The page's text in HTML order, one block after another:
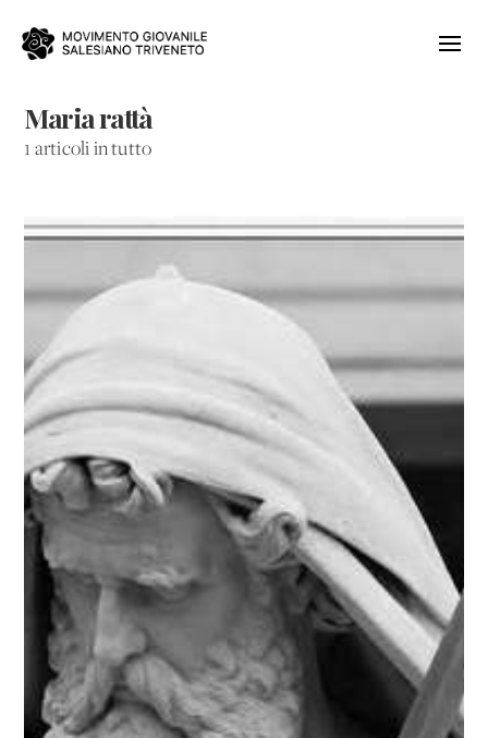
Maria rattà
1 articoli in tutto